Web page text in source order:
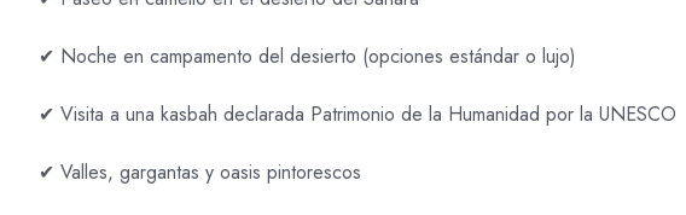
✔ Noche en campamento del desierto (opciones estándar o lujo)
✔ Visita a una kasbah declarada Patrimonio de la Humanidad por la UNESCO
✔ Valles, gargantas y oasis pintorescos